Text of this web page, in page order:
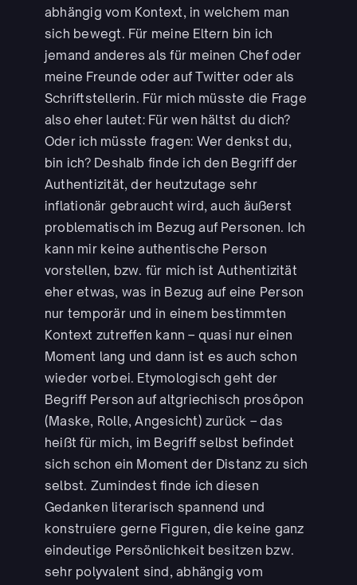
abhängig vom Kontext, in welchem man
sich bewegt. Für meine Eltern bin ich
jemand anderes als für meinen Chef oder
meine Freunde oder auf Twitter oder als
Schriftstellerin. Für mich müsste die Frage
also eher lautet: Für wen hältst du dich?
Oder ich müsste fragen: Wer denkst du,
bin ich? Deshalb finde ich den Begriff der
Authentizität, der heutzutage sehr
inflationär gebraucht wird, auch äußerst
problematisch im Bezug auf Personen. Ich
kann mir keine authentische Person
vorstellen, bzw. für mich ist Authentizität
eher etwas, was in Bezug auf eine Person
nur temporär und in einem bestimmten
Kontext zutreffen kann – quasi nur einen
Moment lang und dann ist es auch schon
wieder vorbei. Etymologisch geht der
Begriff Person auf altgriechisch prosôpon
(Maske, Rolle, Angesicht) zurück – das
heißt für mich, im Begriff selbst befindet
sich schon ein Moment der Distanz zu sich
selbst. Zumindest finde ich diesen
Gedanken literarisch spannend und
konstruiere gerne Figuren, die keine ganz
eindeutige Persönlichkeit besitzen bzw.
sehr polyvalent sind, abhängig vom